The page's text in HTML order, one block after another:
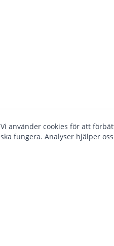
Vi använder cookies för att
ska fungera. Analyser hjälper